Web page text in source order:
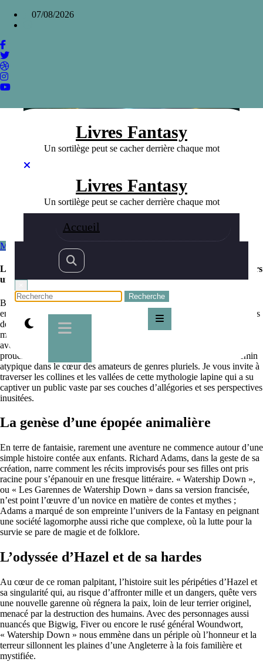
contenu
07/08/2026
Livres Fantasy
Un sortilège peut se cacher derrière chaque mot
Livres Fantasy
Un sortilège peut se cacher derrière chaque mot
Accueil
Le phénomène Watership Down de Richard
Adams et son univers unique
Meilleurs livres Fantasy
Le phénomène Watership Down de Richard Adams et son univers
unique
Bienvenue, amis rôdeurs de l’imaginaire et quêteurs d’épopées
enracinées dans les méandres de la Fantasy. Par-delà les sentiers battus
des royaumes épiques et des légendes arcaniques, se dresse un
monument singulier : « Watership Down », une œuvre qui conjugue
avec finesse le fantastique et le réalisme animalier. Authentique
prouesse narrative de Richard Adams, cet ouvrage se fraye un chemin
atypique dans le cœur des amateurs de genres pluriels. Je vous invite à
traverser les collines et les vallées de cette mythologie lapine qui a su
captiver un public vaste par ses couches d’allégories et ses perspectives
inusitées.
La genèse d’une épopée animalière
En terre de fantaisie, rarement une aventure ne commence autour d’une
simple histoire contée aux enfants. Richard Adams, dans la geste de sa
création, narre comment les récits improvisés pour ses filles ont pris
racine pour s’épanouir en une fresque littéraire. « Watership Down »,
ou « Les Garennes de Watership Down » dans sa version francisée,
n’est point l’œuvre d’un novice en matière de contes et mythes ;
Adams a marqué de son empreinte l’univers de la Fantasy en peignant
une société lagomorphe aussi riche que complexe, où la lutte pour la
survie se pare de magie et de folklore.
L’odyssée d’Hazel et de sa hardes
Au cœur de ce roman palpitant, l’histoire suit les péripéties d’Hazel et
sa singularité qui, au risque d’affronter mille et un dangers, quête vers
une nouvelle garenne où régnera la paix, loin de leur terrier originel,
menacé par la destruction des humains. Avec des personnages aussi
nuancés que Bigwig, Fiver ou encore le rusé général Woundwort,
« Watership Down » nous emmène dans un périple où l’honneur et la
terreur sillonnent les plaines d’une Angleterre à la fois familière et
mystifiée.